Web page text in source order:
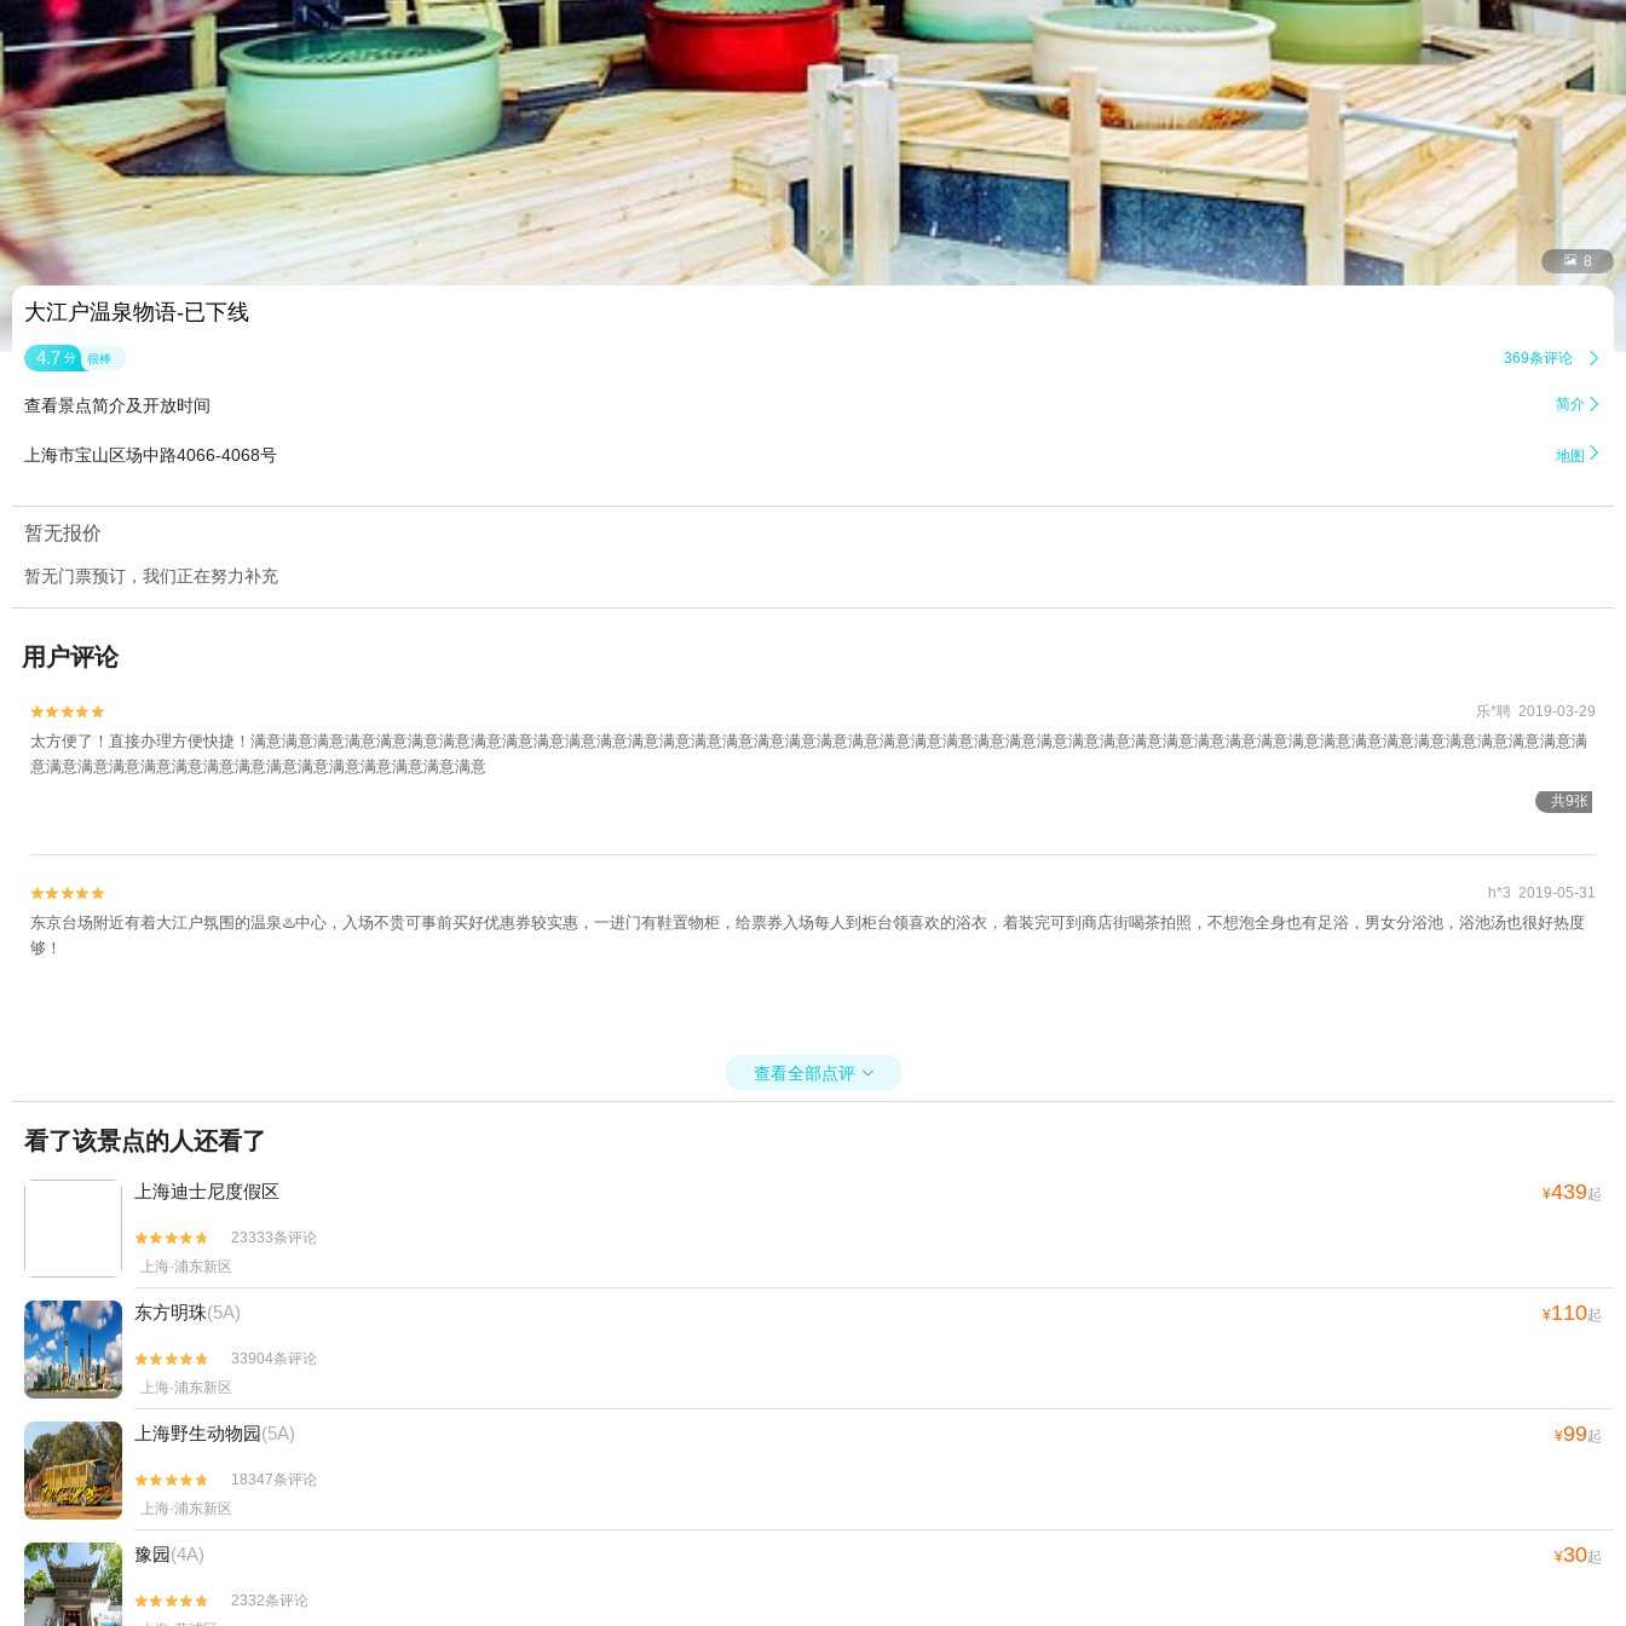
 8
大江户温泉物语-已下线
4.7 分 很棒 369条评论 
查看景点简介及开放时间 简介 
上海市宝山区场中路4066-4068号 地图 
暂无报价
暂无门票预订，我们正在努力补充
用户评论

 乐*聘 2019-03-29
太方便了！直接办理方便快捷！满意满意满意满意满意满意满意满意满意满意满意满意满意满意满意满意满意满意满意满意满意满意满意满意满意满意满意满意满意满意满意满意满意满意满意满意满意满意满意满意满意满意满
意满意满意满意满意满意满意满意满意满意满意满意满意满意满意
共9张

 h*3 2019-05-31
东京台场附近有着大江户氛围的温泉♨️中心，入场不贵可事前买好优惠券较实惠，一进门有鞋置物柜，给票券入场每人到柜台领喜欢的浴衣，着装完可到商店街喝茶拍照，不想泡全身也有足浴，男女分浴池，浴池汤也很好热度
够！
查看全部点评 
看了该景点的人还看了
上海迪士尼度假区 ¥439起


23333条评论
上海·浦东新区
东方明珠(5A) ¥110起


33904条评论
上海·浦东新区
上海野生动物园(5A) ¥99起


18347条评论
上海·浦东新区
豫园(4A) ¥30起


2332条评论